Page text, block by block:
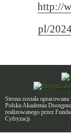
http://
pl/
Strona została
Polska Akademia
realizowanego przez
Cyfryzacji